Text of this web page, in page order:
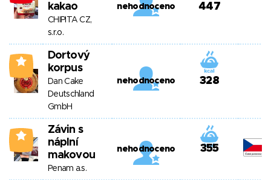
kakao
CHIPITA CZ,
s.r.o.
nehodnoceno 447
4
Dortový
korpus
Dan Cake
Deutschland
GmbH
nehodnoceno 328
2
Závin s
náplní
makovou
Penam a.s.
nehodnoceno 355